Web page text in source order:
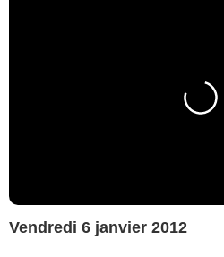
Vendredi 6 janvier 2012